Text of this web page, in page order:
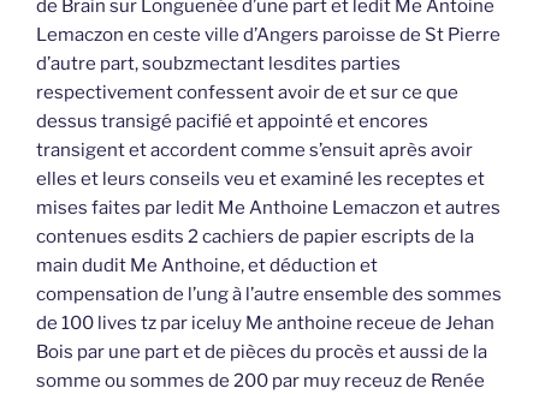
de Brain sur Longuenée d’une part et ledit Me Antoine
Lemaczon en ceste ville d’Angers paroisse de St Pierre
d’autre part, soubzmectant lesdites parties
respectivement confessent avoir de et sur ce que
dessus transigé pacifié et appointé et encores
transigent et accordent comme s’ensuit après avoir
elles et leurs conseils veu et examiné les receptes et
mises faites par ledit Me Anthoine Lemaczon et autres
contenues esdits 2 cachiers de papier escripts de la
main dudit Me Anthoine, et déduction et
compensation de l’ung à l’autre ensemble des sommes
de 100 lives tz par iceluy Me anthoine receue de Jehan
Bois par une part et de pièces du procès et aussi de la
somme ou sommes de 200 par muy receuz de Renée